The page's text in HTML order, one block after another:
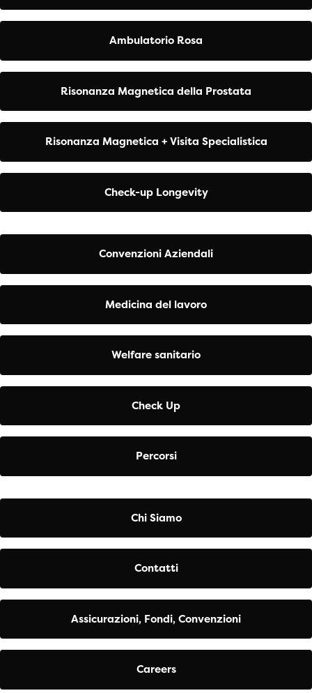
Ambulatorio Rosa
Risonanza Magnetica della Prostata
Risonanza Magnetica + Visita Specialistica
Check-up Longevity
Convenzioni Aziendali
Medicina del lavoro
Welfare sanitario
Check Up
Percorsi
Chi Siamo
Contatti
Assicurazioni, Fondi, Convenzioni
Careers